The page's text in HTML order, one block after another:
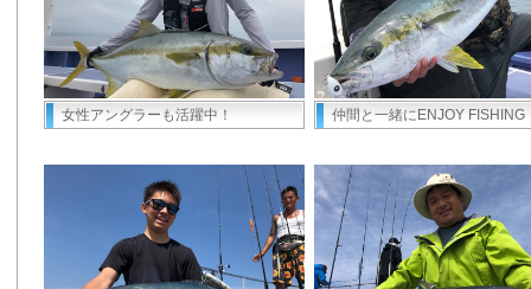
女性アングラーも活躍中！ 仲間と一緒にENJOY FISHING